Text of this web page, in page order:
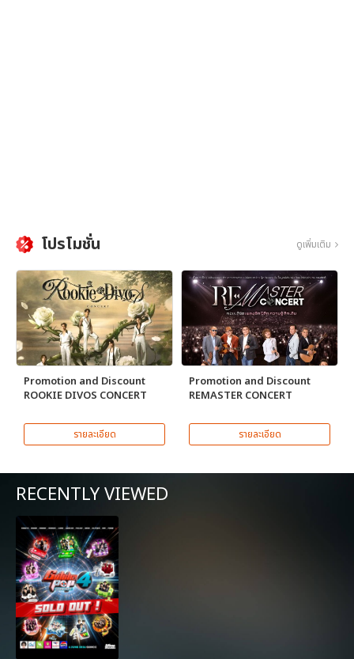
โปรโมชั่น ดูเพิ่มเติม
Promotion and Discount
ROOKIE DIVOS CONCERT
รายละเอียด
Promotion and Discount
REMASTER CONCERT
รายละเอียด
RECENTLY VIEWED